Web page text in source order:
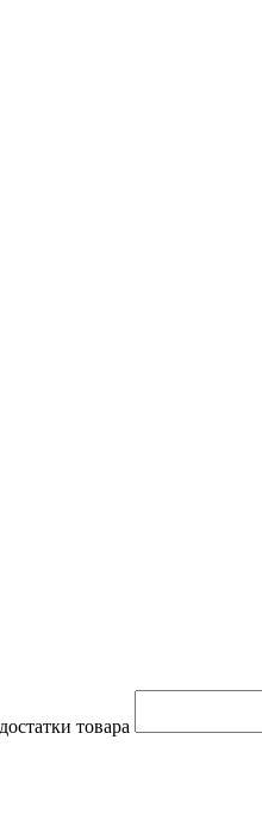
товара